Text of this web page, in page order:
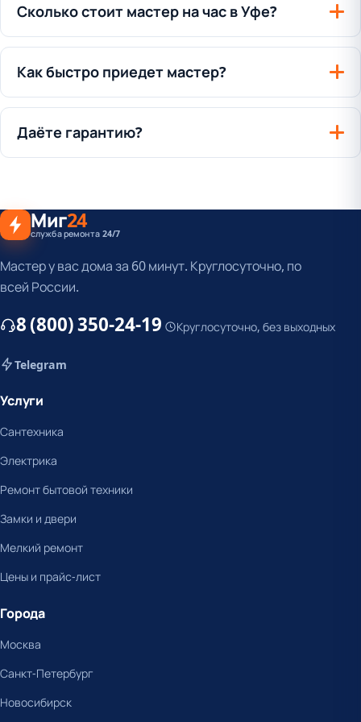
Сколько стоит мастер на час в Уфе?
Как быстро приедет мастер?
Даёте гарантию?
Миг24
служба ремонта 24/7
Мастер у вас дома за 60 минут. Круглосуточно, по
всей России.
8 (800) 350-24-19 Круглосуточно, без выходных
Telegram
Услуги
Сантехника
Электрика
Ремонт бытовой техники
Замки и двери
Мелкий ремонт
Цены и прайс-лист
Города
Москва
Санкт-Петербург
Новосибирск